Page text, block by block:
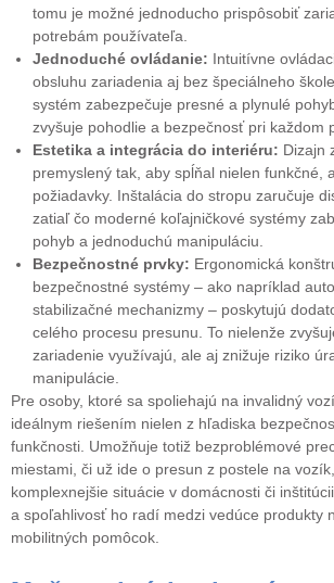
tomu je možné jednoducho prispôsobiť
potrebám používateľa.
Jednoduché ovládanie: Intuitívne
obsluhu zariadenia aj bez špeciálneho
systém zabezpečuje presné a plynulé
zvyšuje pohodlie a bezpečnosť pri každom
Estetika a integrácia do interiéru: Dizajn
premyslený tak, aby spĺňal nielen funkčné,
požiadavky. Inštalácia do stropu zaručuje
zatiaľ čo moderné koľajničkové systémy
pohyb a jednoduchú manipuláciu.
Bezpečnostné prvky: Ergonomická
bezpečnostné systémy – ako napríklad
stabilizačné mechanizmy – poskytujú
celého procesu presunu. To nielenže
zariadenie využívajú, ale aj znižuje riziko
manipulácie.
Pre osoby, ktoré sa spoliehajú na invalidný
ideálnym riešením nielen z hľadiska
funkčnosti. Umožňuje totiž bezproblémové
miestami, či už ide o presun z postele na
komplexnejšie situácie v domácnosti či
a spoľahlivosť ho radí medzi vedúce produkty
mobilitných pomôcok.